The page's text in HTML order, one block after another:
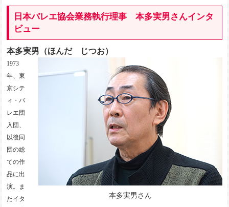
日本バレエ協会業務執行理事 本多実男さんインタ
ビュー
本多実男（ほんだ じつお）
本多実男さん
1973
年、東
京シテ
ィ・バ
レエ団
入団、
以後同
団の総
ての作
品に出
演。ま
たイタ